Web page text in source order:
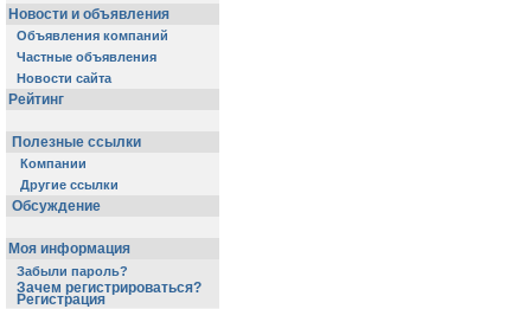
Новости и объявления
Объявления компаний
Частные объявления
Новости сайта
Рейтинг
Полезные ссылки
Компании
Другие ссылки
Обсуждение
Моя информация
Забыли пароль?
Зачем регистрироваться?
Регистрация